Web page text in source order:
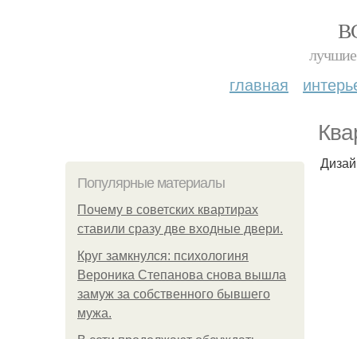
лучшие
главная
Популярные материалы
Почему в советских квартирах
ставили сразу две входные двери.
Круг замкнулся: психологиня
Вероника Степанова снова вышла
замуж за собственного бывшего
мужа.